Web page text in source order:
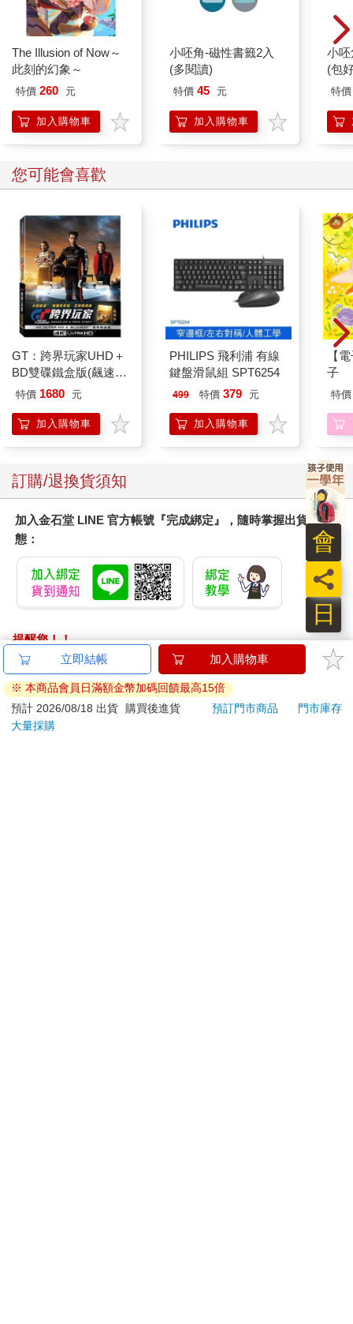
The Illusion of Now～
此刻的幻象～
特價 260 元
加入購物車
小呸角-磁性書籤2入
(多閱讀)
特價 45 元
加入購物車
小
(包
特價
您可能會喜歡
GT：跨界玩家UHD＋
BD雙碟鐵盒版(飆速
金)
特價 1680 元
加入購物車
PHILIPS 飛利浦 有線
鍵盤滑鼠組 SPT6254
499 特價 379 元
加入購物車
【
子
特價
訂購/退換貨須知
加入金石堂 LINE 官方帳號『完成綁定』，隨時掌握出貨動
態：
提醒您！！
金石堂及銀行均不會請您操作ATM! 如接獲電話要求您前往
ATM提款機，請不要聽從指示，以免受騙上當！
退換貨須知：
**提醒您，鑑賞期不等於試用期，退回商品須為全新狀態**
立即結帳 加入購物車
※ 本商品會員日滿額金幣加碼回饋最高15倍
預計 2026/08/18 出貨
購買後進貨 預訂門市商品
門市庫存
大量採購
日
員
會